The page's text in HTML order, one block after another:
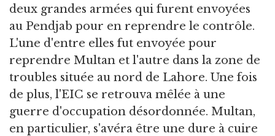
deux grandes armées qui furent envoyées
au Pendjab pour en reprendre le contrôle.
L'une d'entre elles fut envoyée pour
reprendre Multan et l'autre dans la zone de
troubles située au nord de Lahore. Une fois
de plus, l'EIC se retrouva mêlée à une
guerre d'occupation désordonnée. Multan,
en particulier, s'avéra être une dure à cuire